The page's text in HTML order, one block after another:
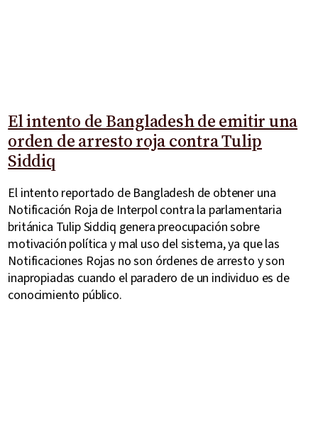
El intento de Bangladesh de emitir una
orden de arresto roja contra Tulip
Siddiq
El intento reportado de Bangladesh de obtener una
Notificación Roja de Interpol contra la parlamentaria
británica Tulip Siddiq genera preocupación sobre
motivación política y mal uso del sistema, ya que las
Notificaciones Rojas no son órdenes de arresto y son
inapropiadas cuando el paradero de un individuo es de
conocimiento público.